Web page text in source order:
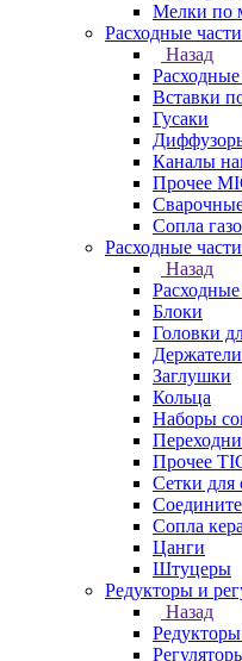
Мелки по
Расходные
Назад
Вставки
Гусаки
Каналы
Прочее
Сопла
Расходные
Назад
Блоки
Головки
Заглушки
Кольца
Наборы
Прочее
Сетки для
Сопла
Цанги
Штуцеры
Редукторы и
Назад